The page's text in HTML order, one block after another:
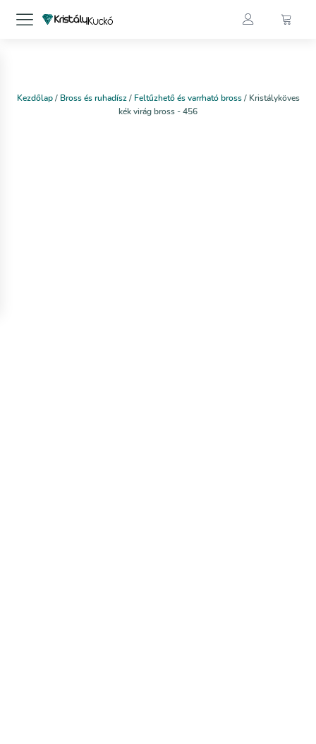
Kezdőlap/ Bross és ruhadísz/ Feltűzhető és varrható bross/ Kristályköves
kék virág bross - 456